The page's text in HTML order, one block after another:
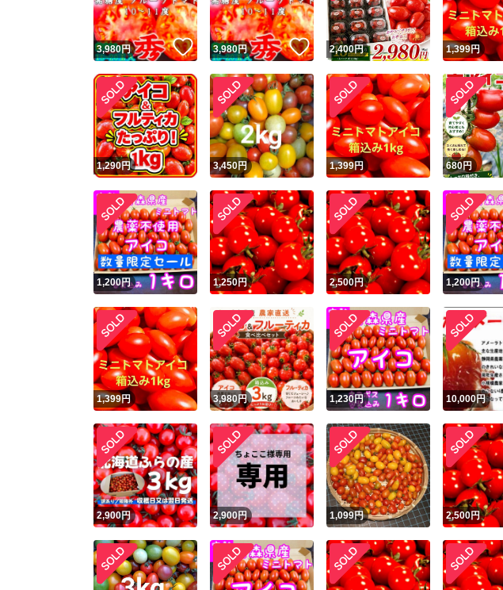
3,980円 いいね！
3,980円 いいね！
2,400円 1,399円
1,290円 3,450円 1,399円 680円
1,200円 1,250円 2,500円 1,200円
1,399円 3,980円 1,230円 10,000円
2,900円 2,900円 1,099円 2,500円